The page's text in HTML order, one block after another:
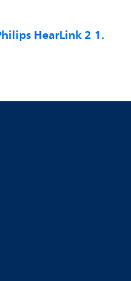
HearLink 2 1.